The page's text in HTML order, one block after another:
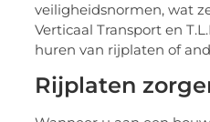
veiligheidsnormen, wat
Verticaal Transport en
huren van rijplaten of
Rijplaten